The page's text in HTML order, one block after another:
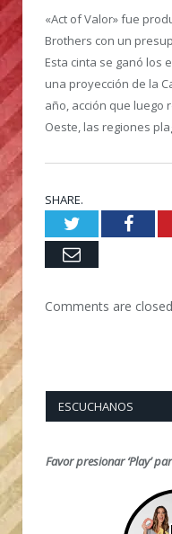
«Act of Valor» fue
Brothers con un
Esta cinta se ganó los
una proyección de la
año, acción que luego
Oeste, las regiones
SHARE.
Twitter
Email
Comments are
ESCUCHANOS
Favor presionar ‘Play’